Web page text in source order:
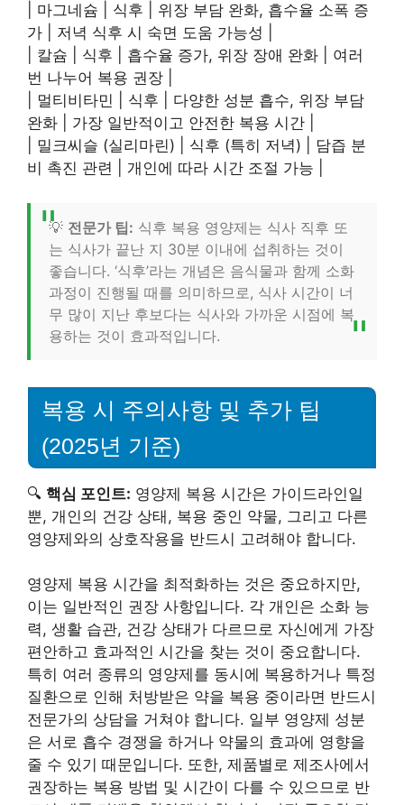
| 마그네슘 | 식후 | 위장 부담 완화, 흡수율 소폭 증
가 | 저녁 식후 시 숙면 도움 가능성 |
| 칼슘 | 식후 | 흡수율 증가, 위장 장애 완화 | 여러
번 나누어 복용 권장 |
| 멀티비타민 | 식후 | 다양한 성분 흡수, 위장 부담
완화 | 가장 일반적이고 안전한 복용 시간 |
| 밀크씨슬 (실리마린) | 식후 (특히 저녁) | 담즙 분
비 촉진 관련 | 개인에 따라 시간 조절 가능 |
💡 전문가 팁: 식후 복용 영양제는 식사 직후 또
는 식사가 끝난 지 30분 이내에 섭취하는 것이
좋습니다. ‘식후’라는 개념은 음식물과 함께 소화
과정이 진행될 때를 의미하므로, 식사 시간이 너
무 많이 지난 후보다는 식사와 가까운 시점에 복
용하는 것이 효과적입니다.
복용 시 주의사항 및 추가 팁
(2025년 기준)
🔍 핵심 포인트: 영양제 복용 시간은 가이드라인일
뿐, 개인의 건강 상태, 복용 중인 약물, 그리고 다른
영양제와의 상호작용을 반드시 고려해야 합니다.
영양제 복용 시간을 최적화하는 것은 중요하지만,
이는 일반적인 권장 사항입니다. 각 개인은 소화 능
력, 생활 습관, 건강 상태가 다르므로 자신에게 가장
편안하고 효과적인 시간을 찾는 것이 중요합니다.
특히 여러 종류의 영양제를 동시에 복용하거나 특정
질환으로 인해 처방받은 약을 복용 중이라면 반드시
전문가의 상담을 거쳐야 합니다. 일부 영양제 성분
은 서로 흡수 경쟁을 하거나 약물의 효과에 영향을
줄 수 있기 때문입니다. 또한, 제품별로 제조사에서
권장하는 복용 방법 및 시간이 다를 수 있으므로 반